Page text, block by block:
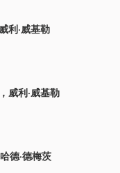
利·威基勒
威利·威基勒
德·德梅茨